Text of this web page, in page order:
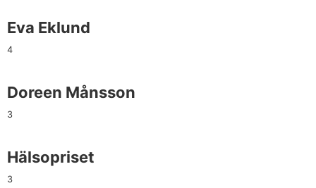
Eva Eklund
4
Doreen Månsson
3
Hälsopriset
3